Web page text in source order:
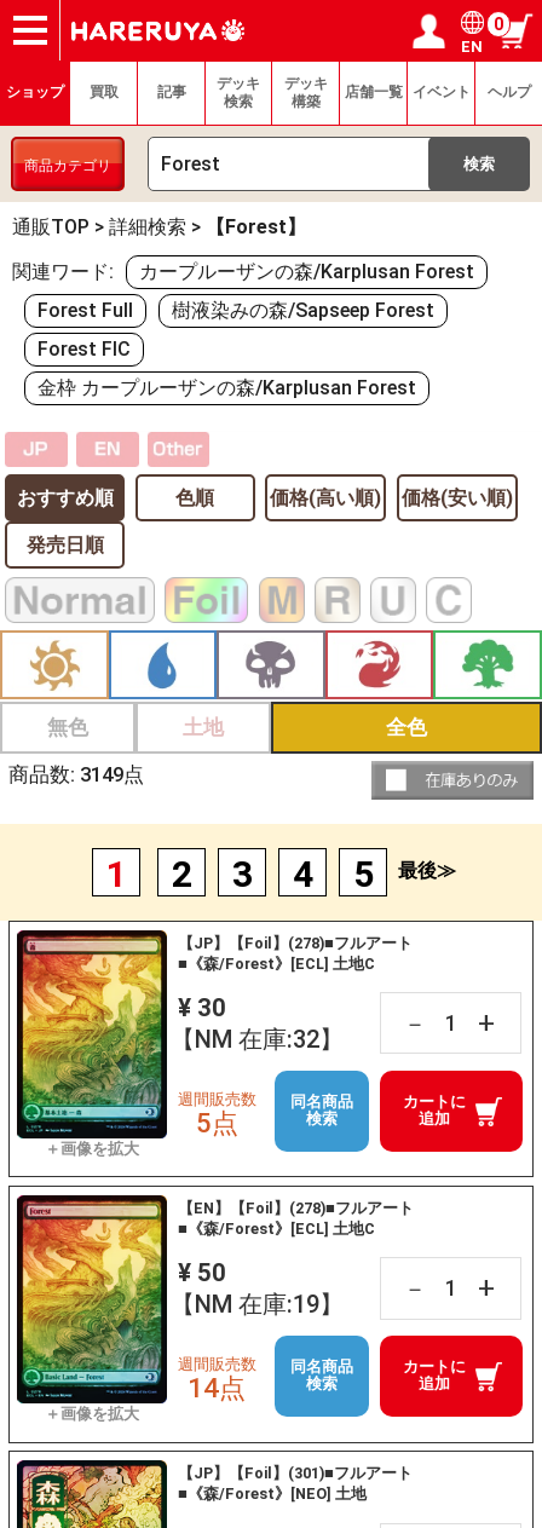
ショップ
買取
記事
デッキ検索
デッキ構築
選手一覧
店舗一覧
イベント
ヘルプ
お問い合わせ ログイン／会員登録
マイページ
EN
0
ショップ 買取 記事
デッキ
検索
デッキ
構築
店舗一覧 イベント ヘルプ
商品カテゴリ
通販TOP > 詳細検索 >
【Forest】
関連ワード:
カープルーザンの森/Karplusan Forest
Forest Full
樹液染みの森/Sapseep Forest
Forest FIC
金枠 カープルーザンの森/Karplusan Forest
おすすめ順 色順 価格(高い順) 価格(安い順)
発売日順
無色 土地 全色
商品数: 3149点
1 2 3 4 5 最後≫
【JP】【Foil】(278)■フルアート
■《森/Forest》[ECL] 土地C
¥ 30
【NM 在庫:32】
－ +
カートに
追加
週間販売数
5点
同名商品
検索
【EN】【Foil】(278)■フルアート
■《森/Forest》[ECL] 土地C
¥ 50
【NM 在庫:19】
－ +
カートに
追加
週間販売数
14点
同名商品
検索
【JP】【Foil】(301)■フルアート
■《森/Forest》[NEO] 土地